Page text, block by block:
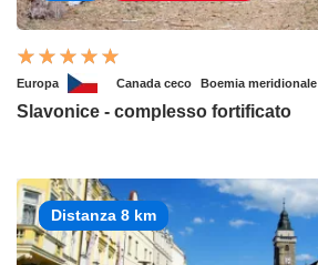
Europa Canada ceco Boemia meridionale
Slavonice - complesso fortificato
Distanza 8 km